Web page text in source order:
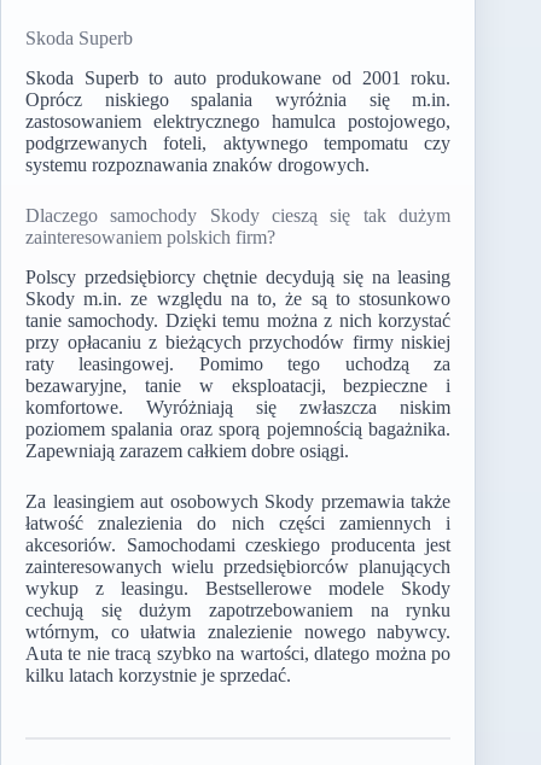
Skoda Superb
Skoda Superb to auto produkowane od 2001 roku.
Oprócz niskiego spalania wyróżnia się m.in.
zastosowaniem elektrycznego hamulca postojowego,
podgrzewanych foteli, aktywnego tempomatu czy
systemu rozpoznawania znaków drogowych.
Dlaczego samochody Skody cieszą się tak dużym
zainteresowaniem polskich firm?
Polscy przedsiębiorcy chętnie decydują się na leasing
Skody m.in. ze względu na to, że są to stosunkowo
tanie samochody. Dzięki temu można z nich korzystać
przy opłacaniu z bieżących przychodów firmy niskiej
raty leasingowej. Pomimo tego uchodzą za
bezawaryjne, tanie w eksploatacji, bezpieczne i
komfortowe. Wyróżniają się zwłaszcza niskim
poziomem spalania oraz sporą pojemnością bagażnika.
Zapewniają zarazem całkiem dobre osiągi.
Za leasingiem aut osobowych Skody przemawia także
łatwość znalezienia do nich części zamiennych i
akcesoriów. Samochodami czeskiego producenta jest
zainteresowanych wielu przedsiębiorców planujących
wykup z leasingu. Bestsellerowe modele Skody
cechują się dużym zapotrzebowaniem na rynku
wtórnym, co ułatwia znalezienie nowego nabywcy.
Auta te nie tracą szybko na wartości, dlatego można po
kilku latach korzystnie je sprzedać.